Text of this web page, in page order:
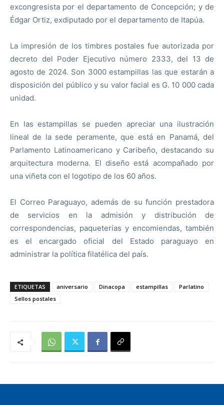
excongresista por el departamento de Concepción; y de
Édgar Ortiz, exdiputado por el departamento de Itapúa.
La impresión de los timbres postales fue autorizada por
decreto del Poder Ejecutivo número 2333, del 13 de
agosto de 2024. Son 3000 estampillas las que estarán a
disposición del público y su valor facial es G. 10 000 cada
unidad.
En las estampillas se pueden apreciar una ilustración
lineal de la sede peramente, que está en Panamá, del
Parlamento Latinoamericano y Caribeño, destacando su
arquitectura moderna. El diseño está acompañado por
una viñeta con el logotipo de los 60 años.
El Correo Paraguayo, además de su función prestadora
de servicios en la admisión y distribución de
correspondencias, paqueterías y encomiendas, también
es el encargado oficial del Estado paraguayo en
administrar la política filatélica del país.
ETIQUETAS aniversario Dinacopa estampillas
Parlatino
Sellos postales